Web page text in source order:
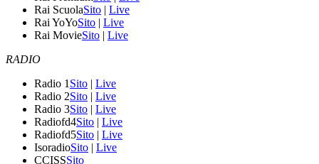
Rai ScuolaSito | Live
Rai YoYoSito | Live
Rai MovieSito | Live
RADIO
Radio 1 Sito | Live
Radio 2Sito | Live
Radio 3Sito | Live
Radiofd4Sito | Live
Radiofd5Sito | Live
IsoradioSito | Live
CCISSSito